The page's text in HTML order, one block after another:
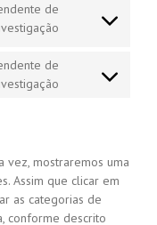
service
de
Consent
google-
de
Consent
vez, mostraremos uma
Assim que clicar em
as categorias de
conforme descrito